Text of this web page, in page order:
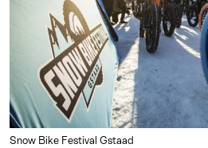
Snow Bike Festival Gstaad